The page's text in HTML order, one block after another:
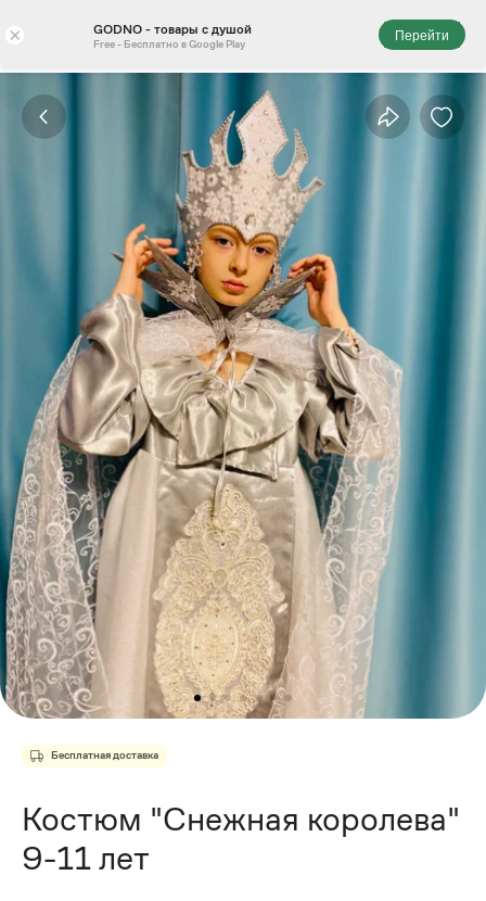
× GODNO - товары с душой
Free - Бесплатно в Google Play
Перейти
Бесплатная доставка
Костюм "Снежная королева"
9-11 лет